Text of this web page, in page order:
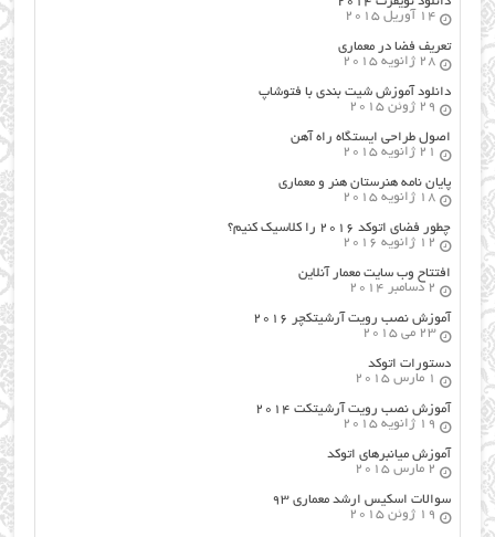
14 آوریل 2015
تعریف فضا در معماری
28 ژانویه 2015
دانلود آموزش شیت بندی با فتوشاپ
29 ژوئن 2015
اصول طراحي ایستگاه راه آهن
21 ژانویه 2015
پایان نامه هنرستان هنر و معماري
18 ژانویه 2015
چطور فضای اتوکد ۲۰۱۶ را کلاسیک کنیم؟
12 ژانویه 2016
افتتاح وب سایت معمار آنلاین
2 دسامبر 2014
آموزش نصب رویت آرشیتکچر ۲۰۱۶
23 می 2015
دستورات اتوکد
1 مارس 2015
آموزش نصب رویت آرشیتکت ۲۰۱۴
19 ژانویه 2015
آموزش میانبرهای اتوکد
2 مارس 2015
سوالات اسکیس ارشد معماری ۹۳
19 ژوئن 2015